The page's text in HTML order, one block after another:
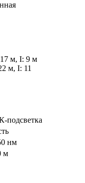
м, I: 9 м
м, I: 11
подсветка
нм
м